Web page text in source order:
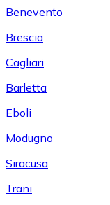
Benevento
Brescia
Cagliari
Barletta
Eboli
Modugno
Siracusa
Trani